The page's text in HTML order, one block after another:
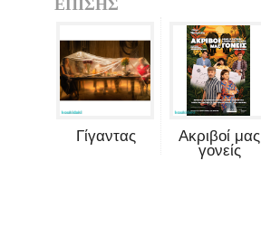
ΕΠΙΣΗΣ
Γίγαντας
Ακριβοί μας
γονείς